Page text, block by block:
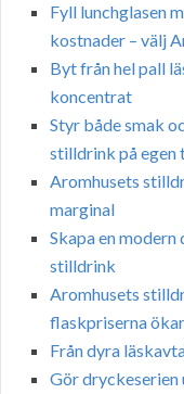
Fyll lunchglasen
kostnader – välj
Byt från hel pall
koncentrat
Styr både smak
stilldrink på egen
Aromhusets
marginal
Skapa en
stilldrink
Aromhusets
flaskpriserna ökar
Från dyra
Gör dryckeserien